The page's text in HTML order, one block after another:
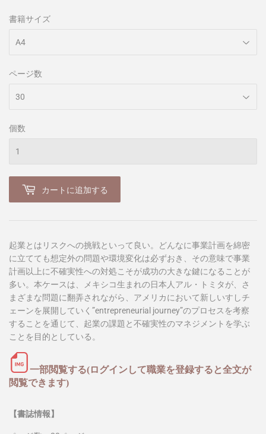
書籍サイズ
ページ数
個数
カートに追加する
起業とはリスクへの挑戦といって良い。どんなに事業計画を綿密
に立てても想定外の問題や環境変化は必ずおき、その意味で事業
計画以上に不確実性への対処こそが成功の大きな鍵になることが
多い。本ケースは、メキシコ生まれの日本人アル・トミタが、さ
まざまな問題に翻弄されながら、アメリカにおいて新しいすしチ
ェーンを展開していく”entrepreneurial journey”のプロセスを考察
することを通じて、起業の課題と不確実性のマネジメントを学ぶ
ことを目的としている。
一部閲覧する(ログインして職業を登録すると全文が
閲覧できます)
【書誌情報】